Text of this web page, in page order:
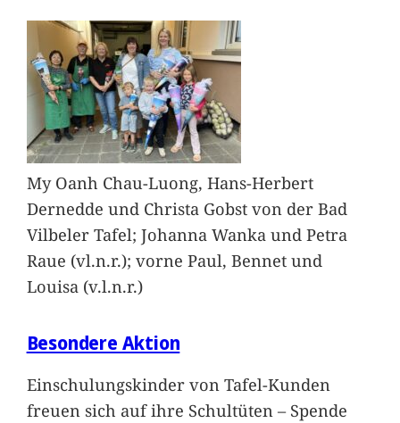
My Oanh Chau-Luong, Hans-Herbert
Dernedde und Christa Gobst von der Bad
Vilbeler Tafel; Johanna Wanka und Petra
Raue (vl.n.r.); vorne Paul, Bennet und
Louisa (v.l.n.r.)
Besondere Aktion
Einschulungskinder von Tafel-Kunden
freuen sich auf ihre Schultüten – Spende